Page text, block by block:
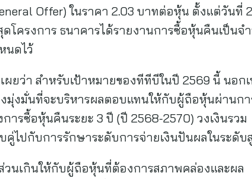
Offer) ในราคา 2.03 บาทต่อหุ้น ตั้งแต่วันที่
ครงการ ธนาคารได้รายงานการซื้อหุ้นคืนเป็นจ
นดไว้
ยว่า สำหรับเป้าหมายของทีทีบีในปี 2569 นี้ นอก
มุ่งมั่นที่จะบริหารผลตอบแทนให้กับผู้ถือหุ้นผ่านก
รซื้อหุ้นคืนระยะ 3 ปี (ปี 2568-2570) วงเงินรวม
ไปกับการรักษาระดับการจ่ายเงินปันผลในระดับ
วนเกินให้กับผู้ถือหุ้นที่ต้องการสภาพคล่องและผล